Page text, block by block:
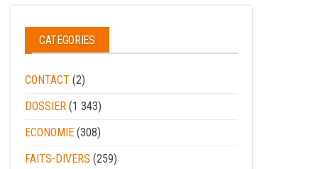
CATEGORIES
CONTACT (2)
DOSSIER (1 343)
ECONOMIE (308)
FAITS-DIVERS (259)